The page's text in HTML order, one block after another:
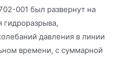
001 был развернут на
гидроразрыва,
давления в линии
времени, с суммарной